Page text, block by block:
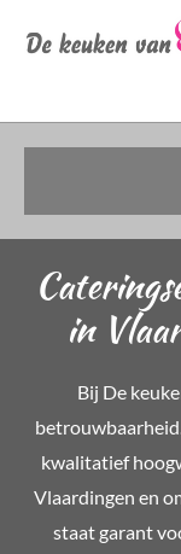
in
Bij De
kwalitatief
Vlaardingen en
staat garant